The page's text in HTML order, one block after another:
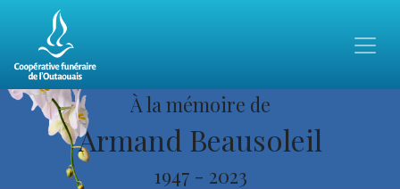
À la mémoire de
Armand Beausoleil
1947 - 2023